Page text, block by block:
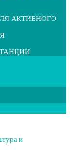
АКТИВНОГО
и